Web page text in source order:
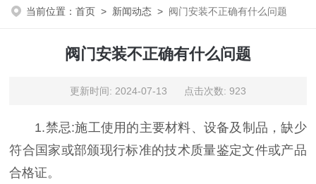
当前位置：首页 > 新闻动态 > 阀门安装不正确有什么问题
阀门安装不正确有什么问题
更新时间: 2024-07-13 点击次数: 923
1.禁忌:施工使用的主要材料、设备及制品，缺少
符合国家或部颁现行标准的技术质量鉴定文件或产品
合格证。